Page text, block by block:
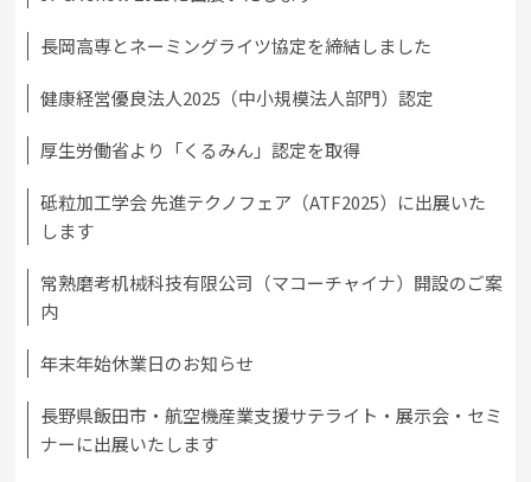
長岡高専とネーミングライツ協定を締結しました
健康経営優良法人2025（中小規模法人部門）認定
厚生労働省より「くるみん」認定を取得
砥粒加工学会 先進テクノフェア（ATF2025）に出展いた
します
常熟磨考机械科技有限公司（マコーチャイナ）開設のご案
内
年末年始休業日のお知らせ
長野県飯田市・航空機産業支援サテライト・展示会・セミ
ナーに出展いたします